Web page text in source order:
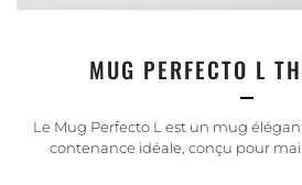
MUG PERFECTO L
Le Mug Perfecto L est un mug
contenance idéale, conçu pour